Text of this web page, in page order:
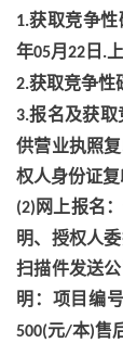
1.获取竞争性
年05月 22 日 .
2.获取竞争性
3.报名及获取
供营业执照
权人身份证复
(2) 网上报名
明、授权人
扫描件发送
明：项目编号
500(元/本)售